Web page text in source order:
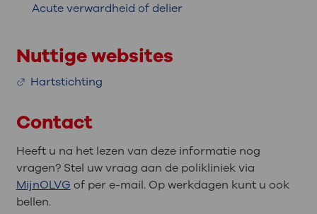
Acute verwardheid of delier
Nuttige websites
Hartstichting
Contact
Heeft u na het lezen van deze informatie nog
vragen? Stel uw vraag aan de polikliniek via
MijnOLVG of per e-mail. Op werkdagen kunt u ook
bellen.